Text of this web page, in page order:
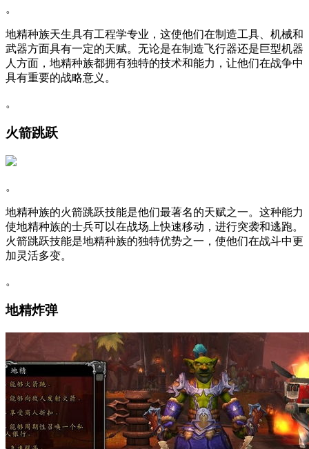
。
地精种族天生具有工程学专业，这使他们在制造工具、机械和
武器方面具有一定的天赋。无论是在制造飞行器还是巨型机器
人方面，地精种族都拥有独特的技术和能力，让他们在战争中
具有重要的战略意义。
。
火箭跳跃
。
地精种族的火箭跳跃技能是他们最著名的天赋之一。这种能力
使地精种族的士兵可以在战场上快速移动，进行突袭和逃跑。
火箭跳跃技能是地精种族的独特优势之一，使他们在战斗中更
加灵活多变。
。
地精炸弹